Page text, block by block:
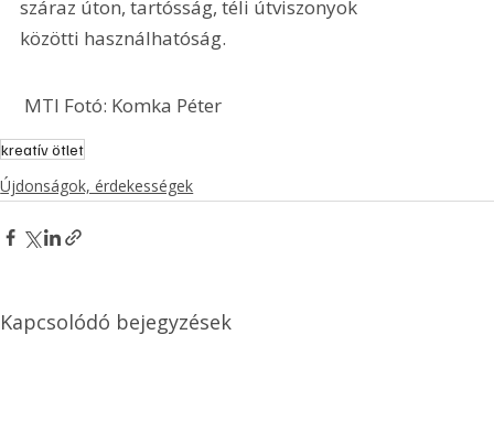
száraz úton, tartósság, téli útviszonyok
közötti használhatóság.
MTI Fotó: Komka Péter
kreatív ötlet
Újdonságok, érdekességek
Kapcsolódó bejegyzések